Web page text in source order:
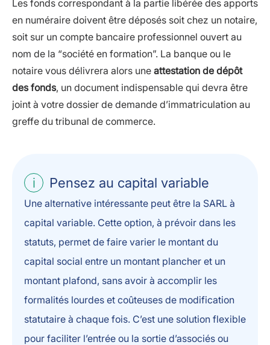
Les fonds correspondant à la partie libérée des apports
en numéraire doivent être déposés soit chez un notaire,
soit sur un compte bancaire professionnel ouvert au
nom de la “société en formation”. La banque ou le
notaire vous délivrera alors une attestation de dépôt
des fonds, un document indispensable qui devra être
joint à votre dossier de demande d’immatriculation au
greffe du tribunal de commerce.
Pensez au capital variable
Une alternative intéressante peut être la SARL à
capital variable. Cette option, à prévoir dans les
statuts, permet de faire varier le montant du
capital social entre un montant plancher et un
montant plafond, sans avoir à accomplir les
formalités lourdes et coûteuses de modification
statutaire à chaque fois. C’est une solution flexible
pour faciliter l’entrée ou la sortie d’associés ou